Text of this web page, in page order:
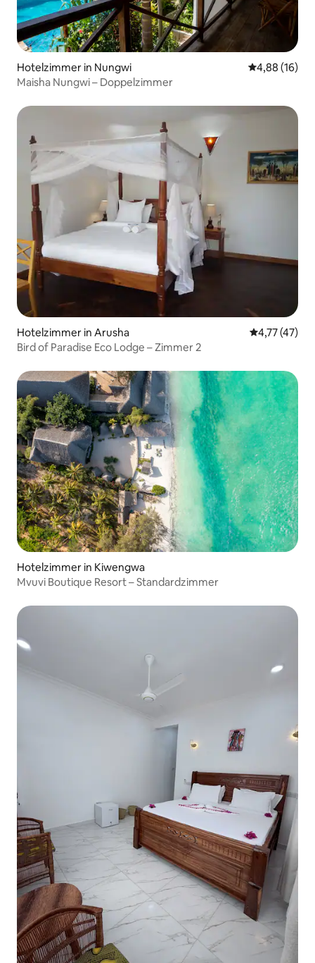
Hotelzimmer in Nungwi
4,88 (16)
Maisha Nungwi – Doppelzimmer
Hotelzimmer in Arusha
4,77 (47)
Bird of Paradise Eco Lodge – Zimmer 2
Hotelzimmer in Kiwengwa
Mvuvi Boutique Resort – Standardzimmer